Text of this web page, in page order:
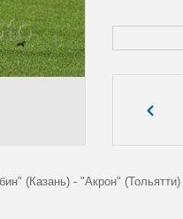
(Казань) - "Акрон"